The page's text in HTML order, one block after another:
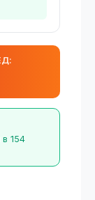
154